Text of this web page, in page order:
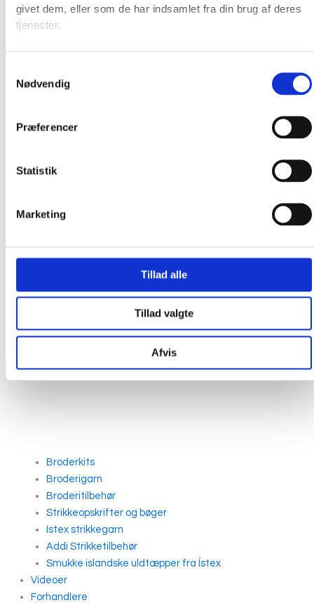
givet dem, eller som de har indsamlet fra din brug af deres
tjenester.
Nødvendig
Præferencer
Statistik
Marketing
Tillad alle
Tillad valgte
Afvis
Broderkits
Broderigarn
Broderitilbehør
Strikkeopskrifter og bøger
Istex strikkegarn
Addi Strikketilbehør
Smukke islandske uldtæpper fra Ístex
Videoer
Forhandlere